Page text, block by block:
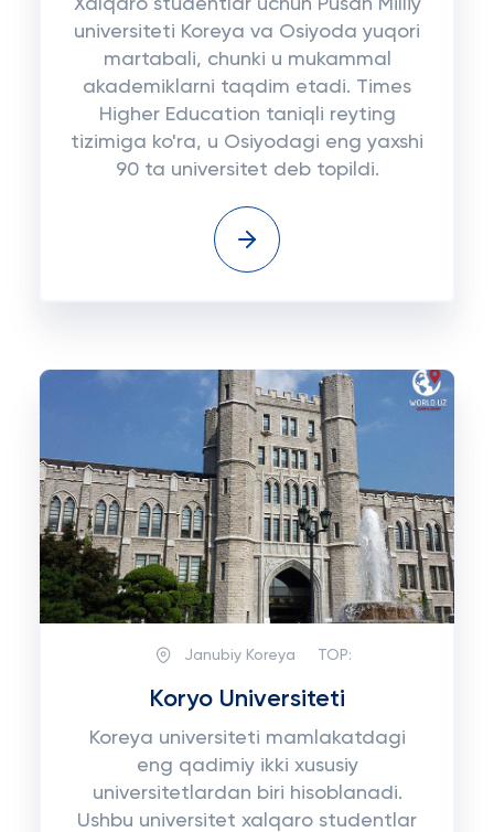
Xalqaro studentlar uchun Pusan Milliy
universiteti Koreya va Osiyoda yuqori
martabali, chunki u mukammal
akademiklarni taqdim etadi. Times
Higher Education taniqli reyting
tizimiga ko'ra, u Osiyodagi eng yaxshi
90 ta universitet deb topildi.
Janubiy Koreya TOP:
Koryo Universiteti
Koreya universiteti mamlakatdagi
eng qadimiy ikki xususiy
universitetlardan biri hisoblanadi.
Ushbu universitet xalqaro studentlar